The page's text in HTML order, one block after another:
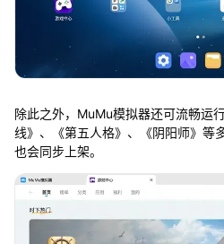
除此之外，MuMu模拟器还可流畅运
线》、《第五人格》、《阴阳师》等
也会同步上架。